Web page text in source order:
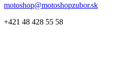
motoshop@motoshopzubor.sk
+421 48 428 55 58